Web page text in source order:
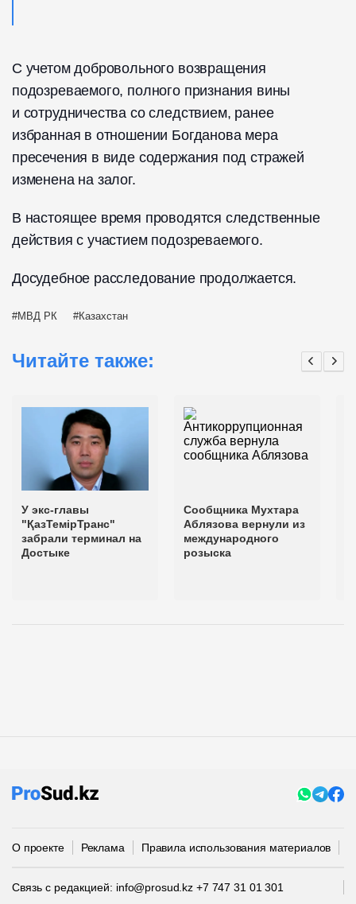
С учетом добровольного возвращения
подозреваемого, полного признания вины
и сотрудничества со следствием, ранее
избранная в отношении Богданова мера
пресечения в виде содержания под стражей
изменена на залог.
В настоящее время проводятся следственные
действия с участием подозреваемого.
Досудебное расследование продолжается.
МВД РК Казахстан
Читайте также:
У экс-главы
"ҚазТемірТранс"
забрали терминал на
Достыке
Сообщника Мухтара
Аблязова вернули из
международного
розыска
О проекте Реклама Правила использования материалов
Связь с редакцией: info@prosud.kz +7 747 31 01 301